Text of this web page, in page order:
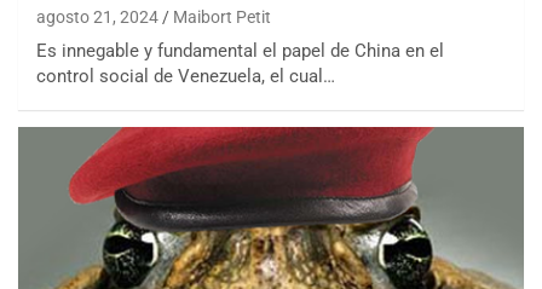
agosto 21, 2024 Maibort Petit
Es innegable y fundamental el papel de China en el
control social de Venezuela, el cual…